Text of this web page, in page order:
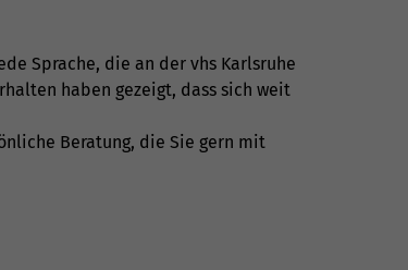
Sprache, die an der vhs Karlsruhe
haben gezeigt, dass sich weit
Beratung, die Sie gern mit